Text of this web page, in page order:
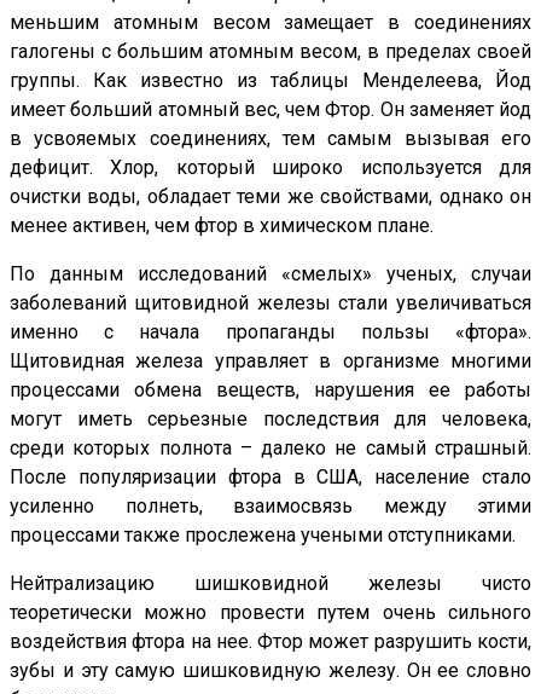
меньшим атомным весом замещает в соединениях
галогены с большим атомным весом, в пределах своей
группы. Как известно из таблицы Менделеева, Йод
имеет больший атомный вес, чем Фтор. Он заменяет йод
в усвояемых соединениях, тем самым вызывая его
дефицит. Хлор, который широко используется для
очистки воды, обладает теми же свойствами, однако он
менее активен, чем фтор в химическом плане.
По данным исследований «смелых» ученых, случаи
заболеваний щитовидной железы стали увеличиваться
именно с начала пропаганды пользы «фтора».
Щитовидная железа управляет в организме многими
процессами обмена веществ, нарушения ее работы
могут иметь серьезные последствия для человека,
среди которых полнота – далеко не самый страшный.
После популяризации фтора в США, население стало
усиленно полнеть, взаимосвязь между этими
процессами также прослежена учеными отступниками.
Нейтрализацию шишковидной железы чисто
теоретически можно провести путем очень сильного
воздействия фтора на нее. Фтор может разрушить кости,
зубы и эту самую шишковидную железу. Он ее словно